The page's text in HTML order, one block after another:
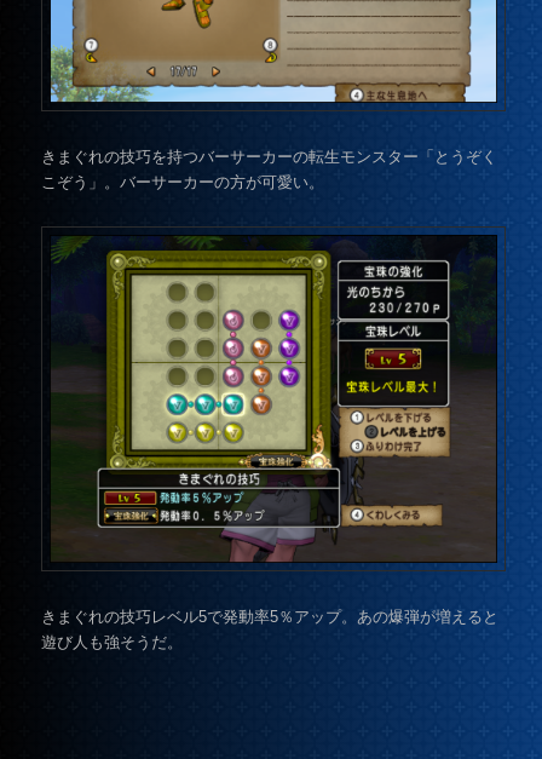
きまぐれの技巧を持つバーサーカーの転生モンスター「とうぞく
こぞう」。バーサーカーの方が可愛い。
きまぐれの技巧レベル5で発動率5％アップ。あの爆弾が増えると
遊び人も強そうだ。